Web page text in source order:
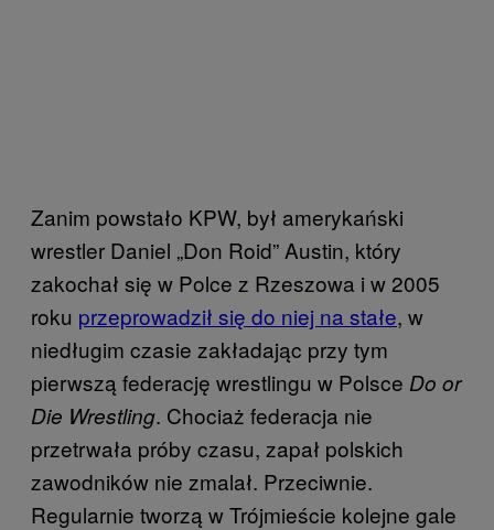
Zanim powstało KPW, był amerykański
wrestler Daniel „Don Roid” Austin, który
zakochał się w Polce z Rzeszowa i w 2005
roku przeprowadził się do niej na stałe, w
niedługim czasie zakładając przy tym
pierwszą federację wrestlingu w Polsce Do or
Die Wrestling. Chociaż federacja nie
przetrwała próby czasu, zapał polskich
zawodników nie zmalał. Przeciwnie.
Regularnie tworzą w Trójmieście kolejne gale